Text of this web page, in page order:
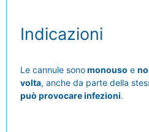
Indicazioni
Le cannule sonomonouso e
volta, anche da parte della
può provocare infezioni.